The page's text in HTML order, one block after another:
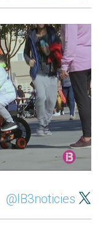
@IB3noticies